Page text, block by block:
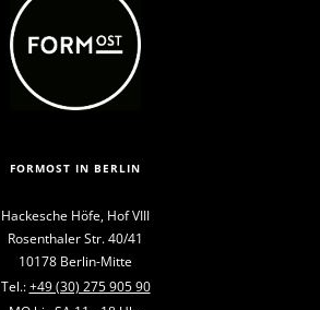
FORMOST IN BERLIN
Hackesche Höfe, Hof VIII
Rosenthaler Str. 40/41
10178 Berlin-Mitte
Tel.:+49 (30) 275 905 90